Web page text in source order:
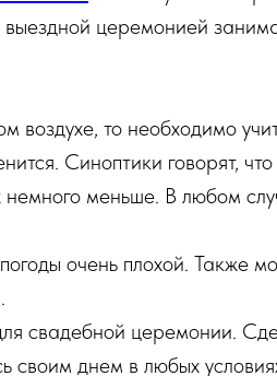
церемонией
воздухе, то необходимо
Синоптики говорят,
меньше. В любом
очень плохой. Также
свадебной церемонии.
своим днем в любых